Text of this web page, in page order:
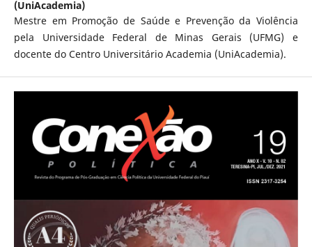
(UniAcademia)
Mestre em Promoção de Saúde e Prevenção da Violência
pela Universidade Federal de Minas Gerais (UFMG) e
docente do Centro Universitário Academia (UniAcademia).